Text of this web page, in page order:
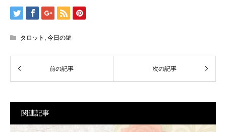
タロット , 今日の鍵
関連記事